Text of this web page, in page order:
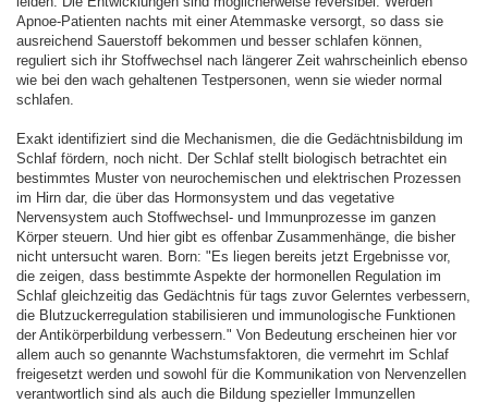
Apnoe-Patienten nachts mit einer Atemmaske versorgt, so dass sie
ausreichend Sauerstoff bekommen und besser schlafen können,
reguliert sich ihr Stoffwechsel nach längerer Zeit wahrscheinlich ebenso
wie bei den wach gehaltenen Testpersonen, wenn sie wieder normal
schlafen.
Exakt identifiziert sind die Mechanismen, die die Gedächtnisbildung im
Schlaf fördern, noch nicht. Der Schlaf stellt biologisch betrachtet ein
bestimmtes Muster von neurochemischen und elektrischen Prozessen
im Hirn dar, die über das Hormonsystem und das vegetative
Nervensystem auch Stoffwechsel- und Immunprozesse im ganzen
Körper steuern. Und hier gibt es offenbar Zusammenhänge, die bisher
nicht untersucht waren. Born: "Es liegen bereits jetzt Ergebnisse vor,
die zeigen, dass bestimmte Aspekte der hormonellen Regulation im
Schlaf gleichzeitig das Gedächtnis für tags zuvor Gelerntes verbessern,
die Blutzuckerregulation stabilisieren und immunologische Funktionen
der Antikörperbildung verbessern." Von Bedeutung erscheinen hier vor
allem auch so genannte Wachstumsfaktoren, die vermehrt im Schlaf
freigesetzt werden und sowohl für die Kommunikation von Nervenzellen
verantwortlich sind als auch die Bildung spezieller Immunzellen